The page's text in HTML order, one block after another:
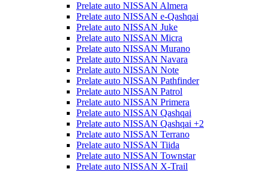
Prelate auto NISSAN Almera
Prelate auto NISSAN e-Qashqai
Prelate auto NISSAN Juke
Prelate auto NISSAN Micra
Prelate auto NISSAN Murano
Prelate auto NISSAN Navara
Prelate auto NISSAN Note
Prelate auto NISSAN Pathfinder
Prelate auto NISSAN Patrol
Prelate auto NISSAN Primera
Prelate auto NISSAN Qashqai
Prelate auto NISSAN Qashqai +2
Prelate auto NISSAN Terrano
Prelate auto NISSAN Tiida
Prelate auto NISSAN Townstar
Prelate auto NISSAN X-Trail